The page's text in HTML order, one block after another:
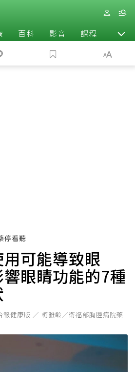
百科 影音 課程 退休
停看聽
可能導致眼
眼睛功能的7種
報健康版 ／ 柯雅齡／衛福部胸腔病院藥